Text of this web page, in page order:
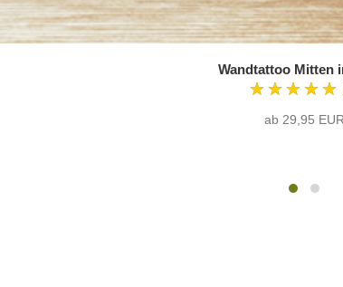
Wandtattoo Mitten
★★★★★
ab 29,95 EUR